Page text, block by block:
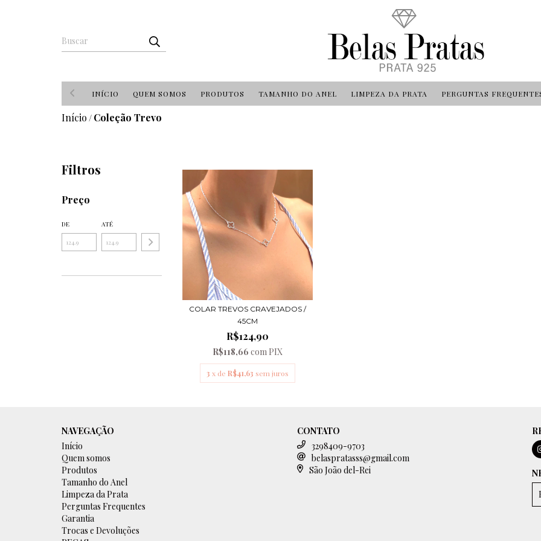
INÍCIO QUEM SOMOS PRODUTOS TAMANHO DO ANEL LIMPEZA DA PRATA PERGUNTAS
Início / Coleção Trevo
Filtros
Preço
DE ATÉ
COLAR TREVOS CRAVEJADOS /
45CM
R$124,90
R$118,66 com PIX
3 x de R$41,63 sem juros
NAVEGAÇÃO
Início
Quem somos
Produtos
Tamanho do Anel
Limpeza da Prata
Perguntas Frequentes
Garantia
Trocas e Devoluções
CONTATO
3298409-9703
belaspratasss@gmail.com
São João del-Rei